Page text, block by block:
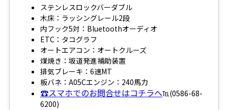
ステンレスロックバーダブル
木床：ラッシングレール2段
内フック5対：Bluetoothオーディオ
ETC：タコグラフ
オートエアコン：オートクルーズ
煤焼き：坂道発進補助装置
排気ブレーキ：6速MT
板バネ：A05Cエンジン：240馬力
☎スマホでのお問合せはコチラへ℡(0586-68-
6200)